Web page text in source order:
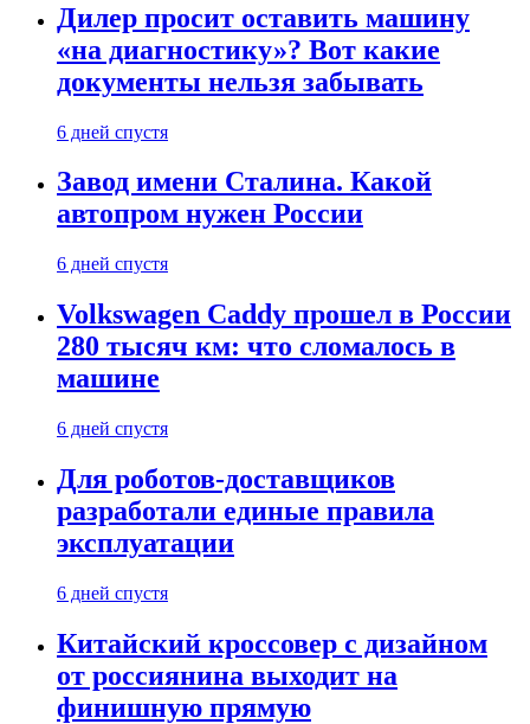
Дилер просит оставить машину
«на диагностику»? Вот какие
документы нельзя забывать
6 дней спустя
Завод имени Сталина. Какой
автопром нужен России
6 дней спустя
Volkswagen Caddy прошел в России
280 тысяч км: что сломалось в
машине
6 дней спустя
Для роботов-доставщиков
разработали единые правила
эксплуатации
6 дней спустя
Китайский кроссовер с дизайном
от россиянина выходит на
финишную прямую